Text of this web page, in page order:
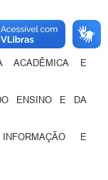
ACADÊMICA E
ENSINO E DA
E